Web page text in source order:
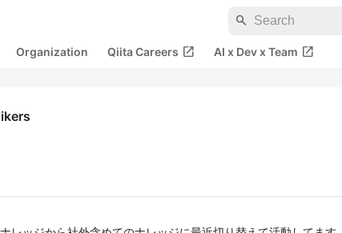
search
Organization Qiita Careers open_in_new AI x Dev x Team open_in_new